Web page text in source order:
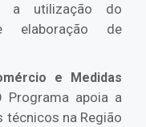
a utilização do
elaboração de
e Medidas
Programa apoia a
técnicos na Região